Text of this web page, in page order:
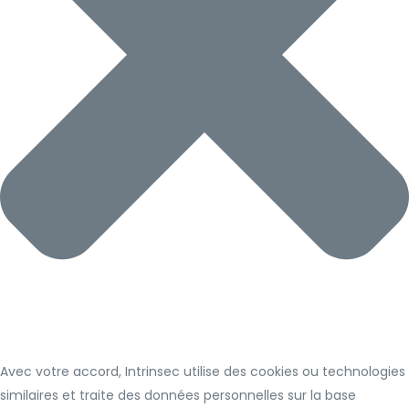
Avec votre accord, Intrinsec utilise des cookies ou technologies
similaires et traite des données personnelles sur la base